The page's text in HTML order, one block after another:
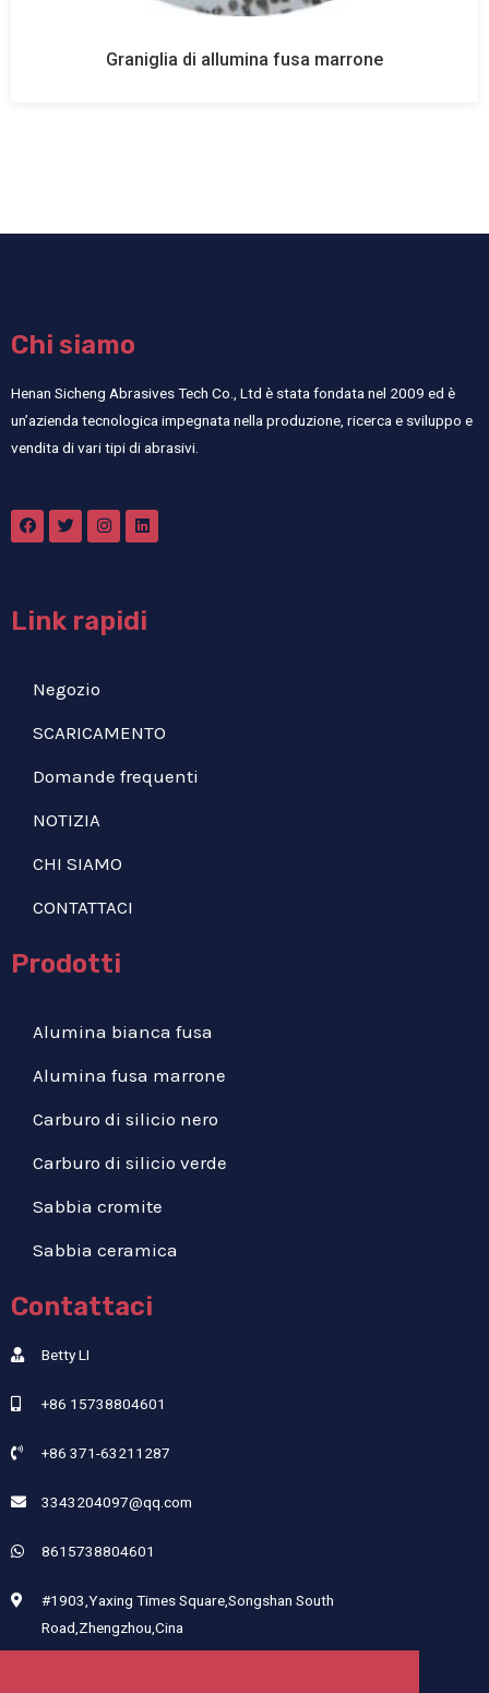
Graniglia di allumina fusa marrone
Chi siamo
Henan Sicheng Abrasives Tech Co., Ltd è stata fondata nel 2009 ed è
un’azienda tecnologica impegnata nella produzione, ricerca e sviluppo e
vendita di vari tipi di abrasivi.
Link rapidi
Negozio
SCARICAMENTO
Domande frequenti
NOTIZIA
CHI SIAMO
CONTATTACI
Prodotti
Alumina bianca fusa
Alumina fusa marrone
Carburo di silicio nero
Carburo di silicio verde
Sabbia cromite
Sabbia ceramica
Contattaci
Betty LI
+86 15738804601
+86 371-63211287
3343204097@qq.com
8615738804601
#1903,Yaxing Times Square,Songshan South
Road,Zhengzhou,Cina